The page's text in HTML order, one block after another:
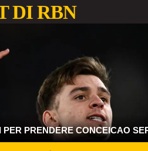
DI RBN
PRENDERE CONCEICAO